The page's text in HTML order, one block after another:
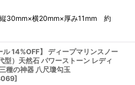
30mm×横20mm×厚み11mm 約
ル 14%OFF】 ディープマリンスノー
型）天然石 パワーストーン レディ
種の神器 八尺瓊勾玉
]